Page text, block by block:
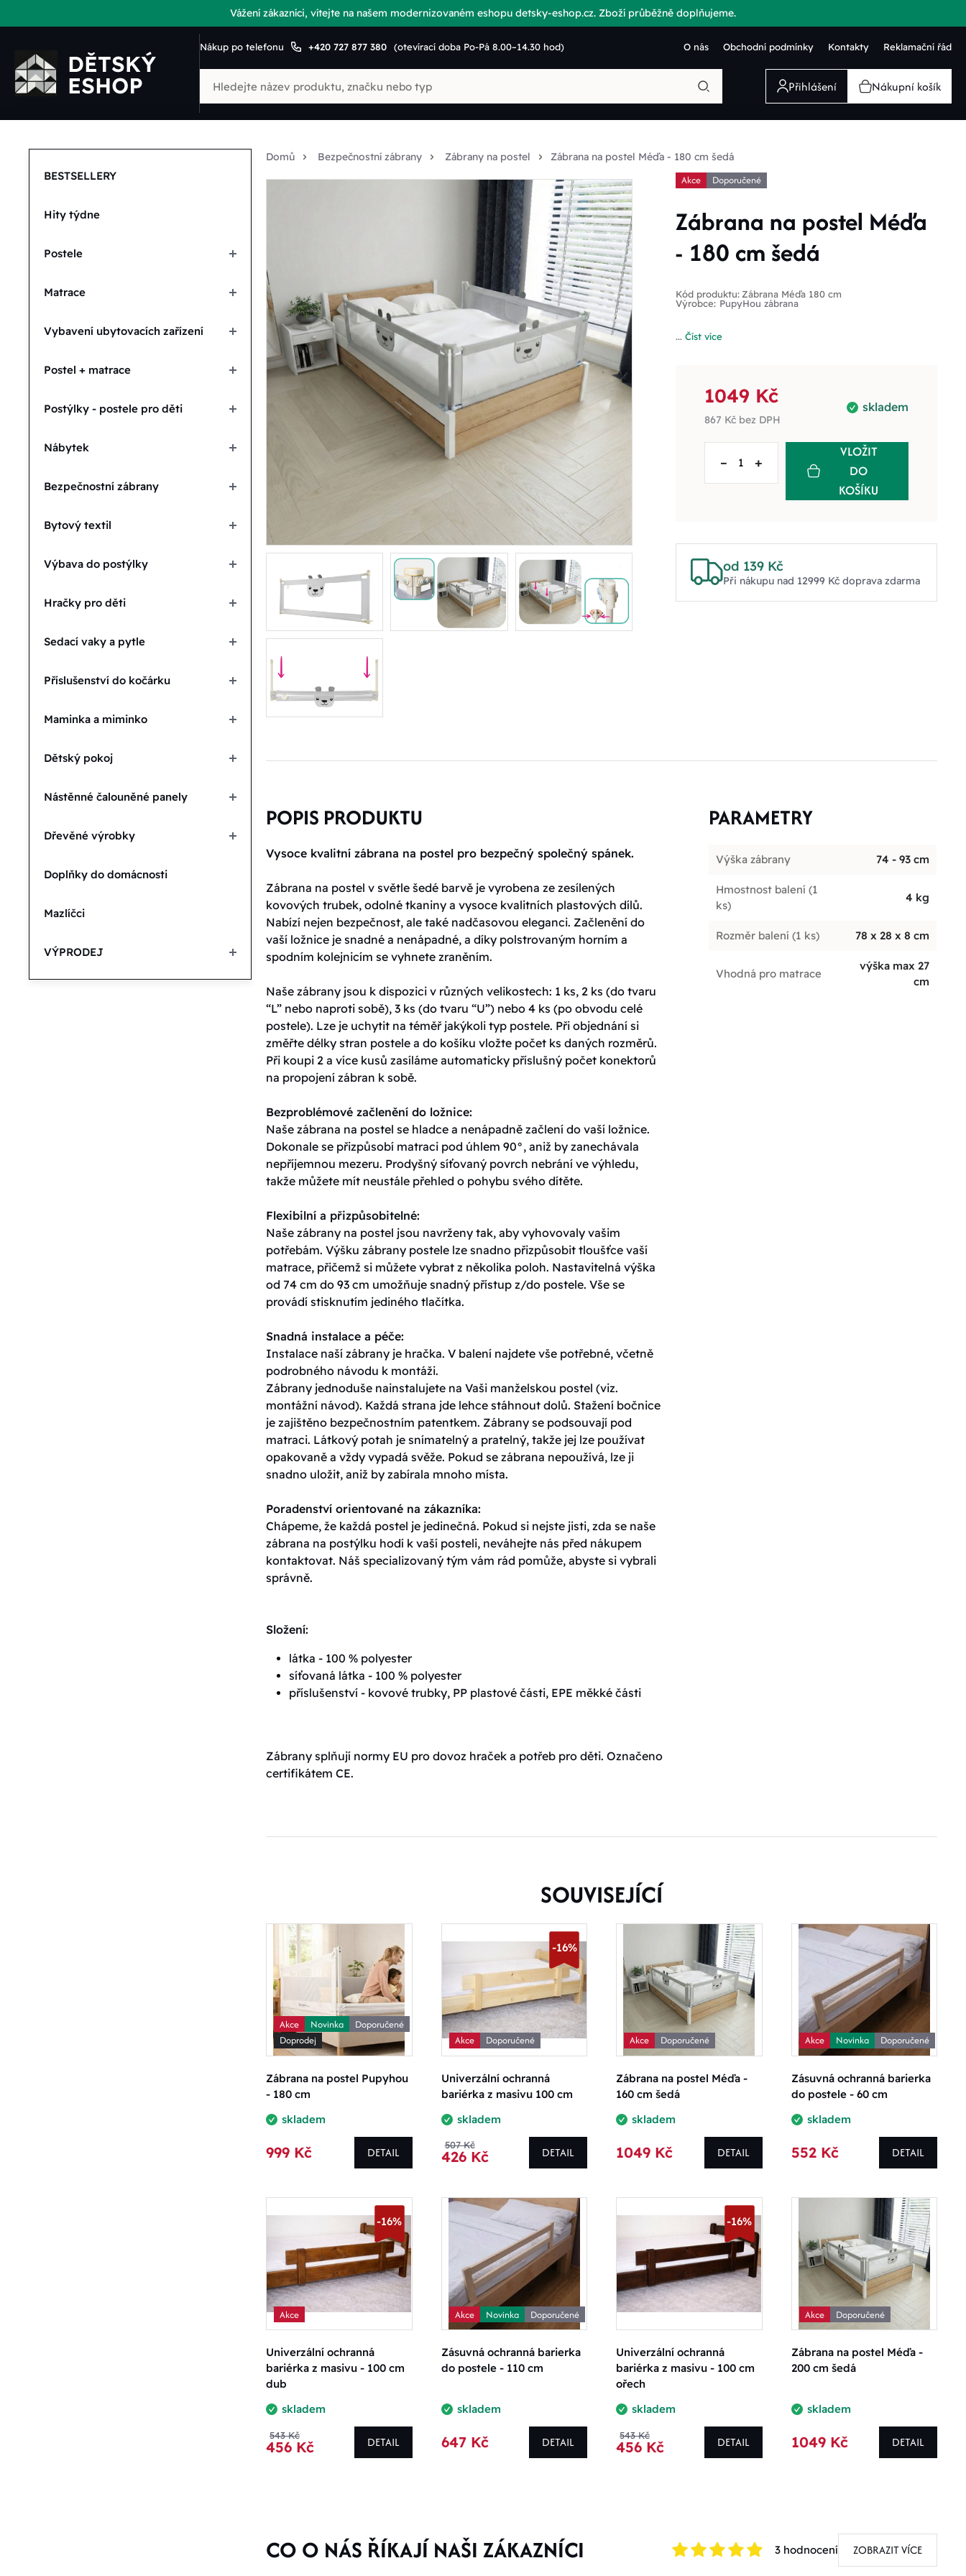
Vážení zákazníci, vítejte na našem modernizovaném eshopu detsky-eshop.cz. Zboží průběžně doplňujeme.
Nákup po telefonu +420 727 877 380 (otevírací doba Po-Pá 8.00–14.30 hod) O nás Obchodní podmínky Kontakty Reklamační řád
Přihlášení Nákupní košík
BESTSELLERY
Hity týdne
Postele
Matrace
Vybavení ubytovacích zařízení
Postel + matrace
Postýlky - postele pro děti
Nábytek
Bezpečnostní zábrany
Bytový textil
Výbava do postýlky
Hračky pro děti
Sedací vaky a pytle
Příslušenství do kočárku
Maminka a miminko
Dětský pokoj
Nástěnné čalouněné panely
Dřevěné výrobky
Doplňky do domácnosti
Mazlíčci
VÝPRODEJ
Domů Bezpečnostní zábrany Zábrany na postel Zábrana na postel Méďa - 180 cm šedá
Akce Doporučené
Zábrana na postel Méďa
- 180 cm šedá
Kód produktu: Zábrana Méďa 180 cm
Výrobce: PupyHou zábrana
... Číst více
skladem
1049 Kč
867 Kčbez DPH
– +
VLOŽIT
DO
KOŠÍKU
od 139 Kč
Při nákupu nad 12999 Kč doprava zdarma
POPIS PRODUKTU
Vysoce kvalitní zábrana na postel pro bezpečný společný spánek.
Zábrana na postel v světle šedé barvě je vyrobena ze zesílených
kovových trubek, odolné tkaniny a vysoce kvalitních plastových dílů.
Nabízí nejen bezpečnost, ale také nadčasovou eleganci. Začlenění do
vaší ložnice je snadné a nenápadné, a díky polstrovaným horním a
spodním kolejnicím se vyhnete zraněním.
Naše zábrany jsou k dispozici v různých velikostech: 1 ks, 2 ks (do tvaru
“L” nebo naproti sobě), 3 ks (do tvaru “U”) nebo 4 ks (po obvodu celé
postele). Lze je uchytit na téměř jakýkoli typ postele. Při objednání si
změřte délky stran postele a do košíku vložte počet ks daných rozměrů.
Při koupi 2 a více kusů zasíláme automaticky příslušný počet konektorů
na propojení zábran k sobě.
Bezproblémové začlenění do ložnice:
Naše zábrana na postel se hladce a nenápadně začlení do vaší ložnice.
Dokonale se přizpůsobí matraci pod úhlem 90°, aniž by zanechávala
nepříjemnou mezeru. Prodyšný síťovaný povrch nebrání ve výhledu,
takže můžete mít neustále přehled o pohybu svého dítěte.
Flexibilní a přizpůsobitelné:
Naše zábrany na postel jsou navrženy tak, aby vyhovovaly vašim
potřebám. Výšku zábrany postele lze snadno přizpůsobit tloušťce vaší
matrace, přičemž si můžete vybrat z několika poloh. Nastavitelná výška
od 74 cm do 93 cm umožňuje snadný přístup z/do postele. Vše se
provádí stisknutím jediného tlačítka.
Snadná instalace a péče:
Instalace naší zábrany je hračka. V balení najdete vše potřebné, včetně
podrobného návodu k montáži.
Zábrany jednoduše nainstalujete na Vaši manželskou postel (viz.
montážní návod). Každá strana jde lehce stáhnout dolů. Stažení bočnice
je zajištěno bezpečnostním patentkem. Zábrany se podsouvají pod
matraci. Látkový potah je snímatelný a pratelný, takže jej lze používat
opakovaně a vždy vypadá svěže. Pokud se zábrana nepoužívá, lze ji
snadno uložit, aniž by zabírala mnoho místa.
Poradenství orientované na zákazníka:
Chápeme, že každá postel je jedinečná. Pokud si nejste jisti, zda se naše
zábrana na postýlku hodí k vaší posteli, neváhejte nás před nákupem
kontaktovat. Náš specializovaný tým vám rád pomůže, abyste si vybrali
správně.
Složení:
látka - 100 % polyester
síťovaná látka - 100 % polyester
příslušenství - kovové trubky, PP plastové části, EPE měkké části
Zábrany splňují normy EU pro dovoz hraček a potřeb pro děti. Označeno
certifikátem CE.
PARAMETRY
Výška zábrany 74 - 93 cm
Hmostnost balení (1
ks)
4 kg
Rozměr balení (1 ks) 78 x 28 x 8 cm
Vhodná pro matrace
výška max 27
cm
SOUVISEJÍCÍ
Akce Novinka
Doporučené
Doprodej
Zábrana na postel Pupyhou
- 180 cm
skladem
999 Kč DETAIL
Akce Doporučené
-16%
Univerzální ochranná
bariérka z masivu 100 cm
skladem
507 Kč
426 Kč DETAIL
Akce Doporučené
Zábrana na postel Méďa -
160 cm šedá
skladem
1049 Kč DETAIL
Akce Novinka Doporučené
Zásuvná ochranná barierka
do postele - 60 cm
skladem
552 Kč DETAIL
Akce
-16%
Univerzální ochranná
bariérka z masivu - 100 cm
dub
skladem
543 Kč
456 Kč DETAIL
Akce Novinka Doporučené
Zásuvná ochranná barierka
do postele - 110 cm
skladem
647 Kč DETAIL
-16%
Univerzální ochranná
bariérka z masivu - 100 cm
ořech
skladem
543 Kč
456 Kč DETAIL
Akce Doporučené
Zábrana na postel Méďa -
200 cm šedá
skladem
1049 Kč DETAIL
CO O NÁS ŘÍKAJÍ NAŠI ZÁKAZNÍCI 3 hodnocení ZOBRAZIT VÍCE